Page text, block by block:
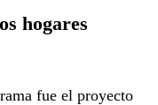
hogares
fue el proyecto